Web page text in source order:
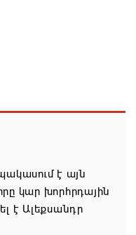
է այն
կար խորհրդային
է Ալեքսանդր